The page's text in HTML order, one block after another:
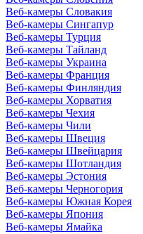
Веб-камеры Словакия
Веб-камеры Сингапур
Веб-камеры Турция
Веб-камеры Тайланд
Веб-камеры Украина
Веб-камеры Франция
Веб-камеры Финляндия
Веб-камеры Хорватия
Веб-камеры Чехия
Веб-камеры Чили
Веб-камеры Швеция
Веб-камеры Швейцария
Веб-камеры Шотландия
Веб-камеры Эстония
Веб-камеры Черногория
Веб-камеры Южная Корея
Веб-камеры Япония
Веб-камеры Ямайка